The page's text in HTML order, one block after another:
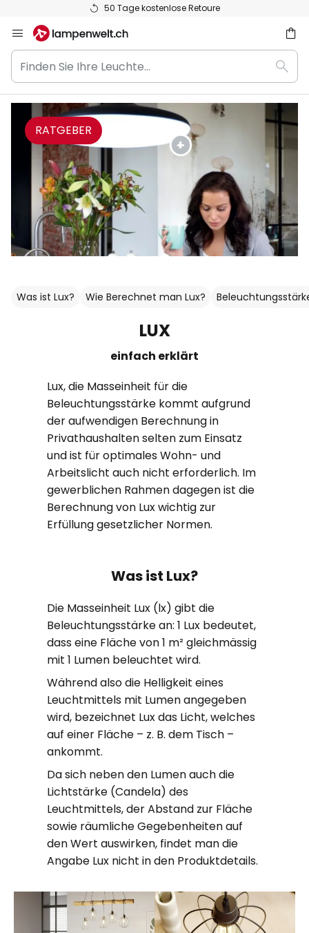
50 Tage kostenlose Retoure
Inhalt
springen
Finden
Sie
Ihre
Leuchte...
RATGEBER
Was ist Lux? Wie Berechnet man Lux?
LUX
einfach erklärt
Lux, die Masseinheit für die
Beleuchtungsstärke kommt aufgrund
der aufwendigen Berechnung in
Privathaushalten selten zum Einsatz
und ist für optimales Wohn- und
Arbeitslicht auch nicht erforderlich. Im
gewerblichen Rahmen dagegen ist die
Berechnung von Lux wichtig zur
Erfüllung gesetzlicher Normen.
Was ist Lux?
Die Masseinheit Lux (lx) gibt die
Beleuchtungsstärke an: 1 Lux bedeutet,
dass eine Fläche von 1 m² gleichmässig
mit 1 Lumen beleuchtet wird.
Während also die Helligkeit eines
Leuchtmittels mit Lumen angegeben
wird, bezeichnet Lux das Licht, welches
auf einer Fläche – z. B. dem Tisch –
ankommt.
Da sich neben den Lumen auch die
Lichtstärke (Candela) des
Leuchtmittels, der Abstand zur Fläche
sowie räumliche Gegebenheiten auf
den Wert auswirken, findet man die
Angabe Lux nicht in den Produktdetails.